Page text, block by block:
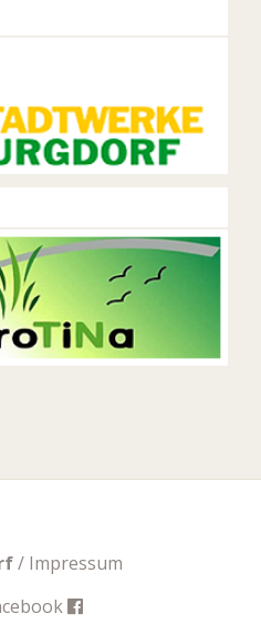
/ Impressum